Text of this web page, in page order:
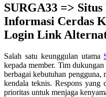
Tautan
halaman
yang
sama.
SURGA33 =>
Informasi Cerdas
Login Link
Salah satu keunggulan utama
kepada member. Tim
berbagai kebutuhan pengguna,
kendala teknis. Respons yang
prioritas untuk menjaga